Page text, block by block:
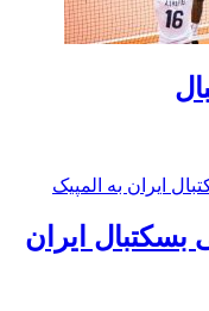
بسکتبال ایران